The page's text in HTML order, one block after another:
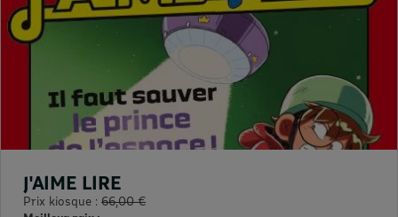
J'AIME LIRE
Prix kiosque : 66,00 €